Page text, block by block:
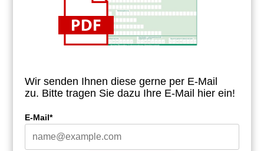
Wir senden Ihnen diese gerne per E-Mail
zu. Bitte tragen Sie dazu Ihre E-Mail hier ein!
E-Mail*